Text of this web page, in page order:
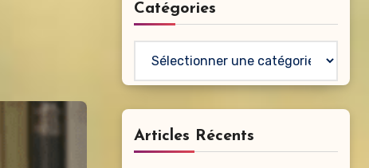
Catégories
Articles Récents